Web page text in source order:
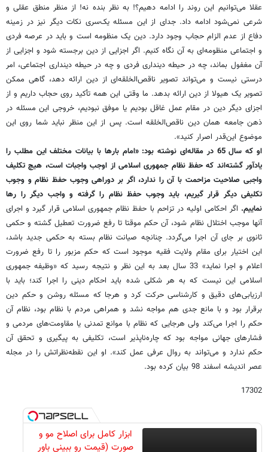
عقلا می‌توانیم این روند را ادامه دهیم؟! به نظر بنده نه! از منظر منطق عقلی و
شرعی نمی‌شود ادامه داد. جدای از این مسئله یک‌سری نکات دیگر نیز در زمینه
دفاع از عدم الزام حجاب وجود دارد. دین یک منظومه است و باید در عرصه فردی
و اجتماعی منظومه‌ای به آن نگاه کنیم. اگر اجزایی از دین برجسته شود و اجزایی از
آن مغفول بماند، چه در حیطه دینداری فردی و چه در حیطه دینداری اجتماعی، امر
درستی نیست و می‌تواند تصویر ناقص‌الخلقه‌ای از دین ارائه دهد، گاهی ممکن
تصویر یک هیولا از دین ارائه بدهد. ما وقتی این همه تأکید روی حجاب داریم و از
اجزای دیگر دین در مقام عمل غاقل بودیم یا موفق نبودیم، خروجی این مسئله در
ذهن جامعه همان دین ناقص‌الخلقه است. پس از این منظر نباید شما روی این
موضوع این‌قدر اصرار کنید».
او که سال 65 در مقاله‌ای نوشته بود: «امام بارها با بیانات مختلف این مطلب را
یادآور گشته‌اند که حفظ نظام جمهوری اسلامی از اوجب واجبات است، هیچ تکلیف
واجبی صلاحیت مزاحمت با آن را ندارد، اگر بر دوراهی وجوب حفظ نظام و وجوب
تکلیفی دیگر قرار گیریم، باید وجوب حفظ نظام را گرفته و واجب دیگر را رها
نماییم. اگر احکامی اولیه در تزاحم با حفظ نظام جمهوری اسلامی قرار گیرد و اجرای
آنها موجب اختلال نظام شود، آن حکم موقتا تا رفع ضرورت تعطیل گشته و حکمی
ثانوی بر جای آن اجرا می‌گردد. چنانچه صیانت نظام بسته به حکمی جدید باشد،
این اختیار برای مقام ولایت فقیه موجود است که حکم مزبور را تا رفع ضرورت
اعلام و اجرا نماید» 33 سال بعد به این نظر و نتیجه رسید که «وظیفه جمهوری
اسلامی این نیست که به هر شکلی شده باید احکام دینی را اجرا کند؛ باید با
ارزیابی‌های دقیق و کارشناسی حرکت کرد و هرجا که مسئله روشن و حکم دین
برقرار بود و با مانع جدی هم مواجه نشد و همراهی مردم با نظام بود، نظام آن
حکم را اجرا می‌کند ولی هرجایی که نظام با موانع تمدنی یا مقاومت‌های مردمی و
فشارهای جهانی مواجه بود که چاره‌ناپذیر است، تکلیفی به پیگیری و تحقق آن
حکم ندارد و می‌تواند به روال عرفی عمل کند». او این نقطه‌نظراتش را در مجله
عصر اندیشه اسفند 98 بیان کرده بود.
17302
ابزار کامل برای اصلاح مو و
صورت (قیمت رو ببینی باور